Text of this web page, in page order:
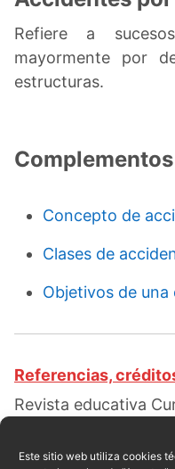
Este sitio web utiliza cookies
Refiere a
mayormente por
estructuras.
Concepto de
Clases de
Objetivos de una
Referencias,
Revista educativa
accidentes. Escrito